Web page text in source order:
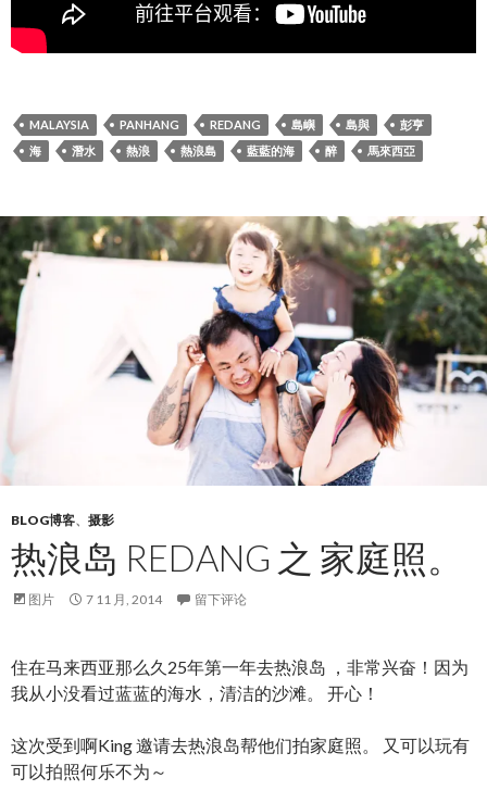
MALAYSIA PANHANG REDANG 島嶼 島與
彭亨
海
潛水 熱浪 熱浪島 藍藍的海 醉 馬來西亞
BLOG博客、 摄影
热浪岛 REDANG 之 家庭照。
图片 7 11 月, 2014 留下评论
住在马来西亚那么久25年第一年去热浪岛 ，非常兴奋！因为
我从小没看过蓝蓝的海水，清洁的沙滩。 开心！
这次受到啊King 邀请去热浪岛帮他们拍家庭照。 又可以玩有
可以拍照何乐不为～